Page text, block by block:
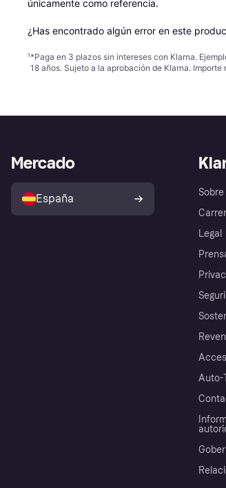
únicamente como referencia.
¿Has encontrado algún error en este
¹*Paga en 3 plazos sin intereses con Klarna.
18 años. Sujeto a la aprobación de Klarna.
Legal
Auto-
Mercado
España